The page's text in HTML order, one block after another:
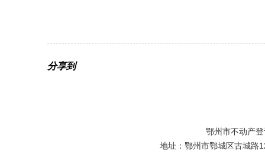
分享到
鄂州市不动产
地址：鄂州市鄂城区古城路